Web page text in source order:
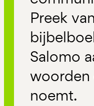
Preek
Salomo
woorden
noemt.